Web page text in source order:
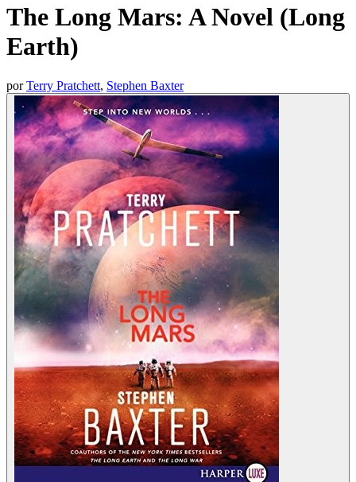
The Long Mars: A Novel (Long
Earth)
porTerry Pratchett, Stephen Baxter